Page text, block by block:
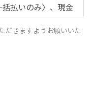
払いのみ〉、現金
だきますようお願いいた